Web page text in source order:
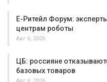
Е-Ритейл Форум:
центрам роботы
Авг 6, 2026
ЦБ: россияне
базовых товаров
Авг 6, 2026